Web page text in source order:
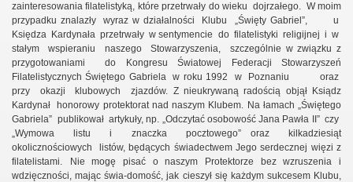
zainteresowania filatelistyką, które przetrwały do wieku dojrzałego. W moim
przypadku znalazły
wyraz w działalności Klubu „Święty Gabriel”,u
Księdza Kardynała przetrwały w sentymencie do filatelistyki religijnej i w
stałym
wspieraniu naszego Stowarzyszenia,
szczególnie w związku z
przygotowaniami
do Kongresu Światowej Federacji Stowarzyszeń
Filatelistycznych Świętego Gabriela
w roku 1992 w Poznaniu
oraz
przy
okazji klubowych
zjazdów. Z nieukrywaną radością objął Ksiądz
Kardynał
honorowy protektorat nad naszym Klubem. Na łamach „Świętego
Gabriela” publikował artykuły, np. „Odczytać osobowość Jana Pawła II” czy
„Wymowa
listu i znaczka pocztowego” oraz
kilkadziesiąt
okolicznościowych
listów, będących świadectwem Jego serdecznej więzi z
filatelistami.
Nie mogę pisać o naszym Protektorze bez wzruszenia i
wdzięczności, mając świa-domość, jak cieszył się każdym sukcesem Klubu,